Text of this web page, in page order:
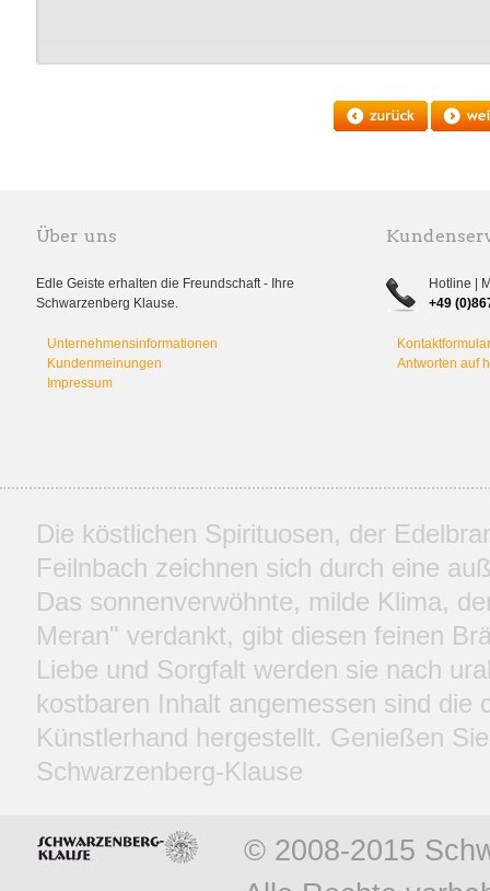
Über uns
Edle Geiste erhalten die Freundschaft - Ihre
Schwarzenberg Klause.
Unternehmensinformationen
Kundenmeinungen
Impressum
Hotline |
+49
Kontaktformular
Antworten auf
Die köstlichen Spirituosen, der
Feilnbach zeichnen sich durch eine
Das sonnenverwöhnte, milde Klima,
Meran" verdankt, gibt diesen feinen
Liebe und Sorgfalt werden sie nach
kostbaren Inhalt angemessen sind
Künstlerhand hergestellt. Genießen
Schwarzenberg-Klause
© 2008-2015